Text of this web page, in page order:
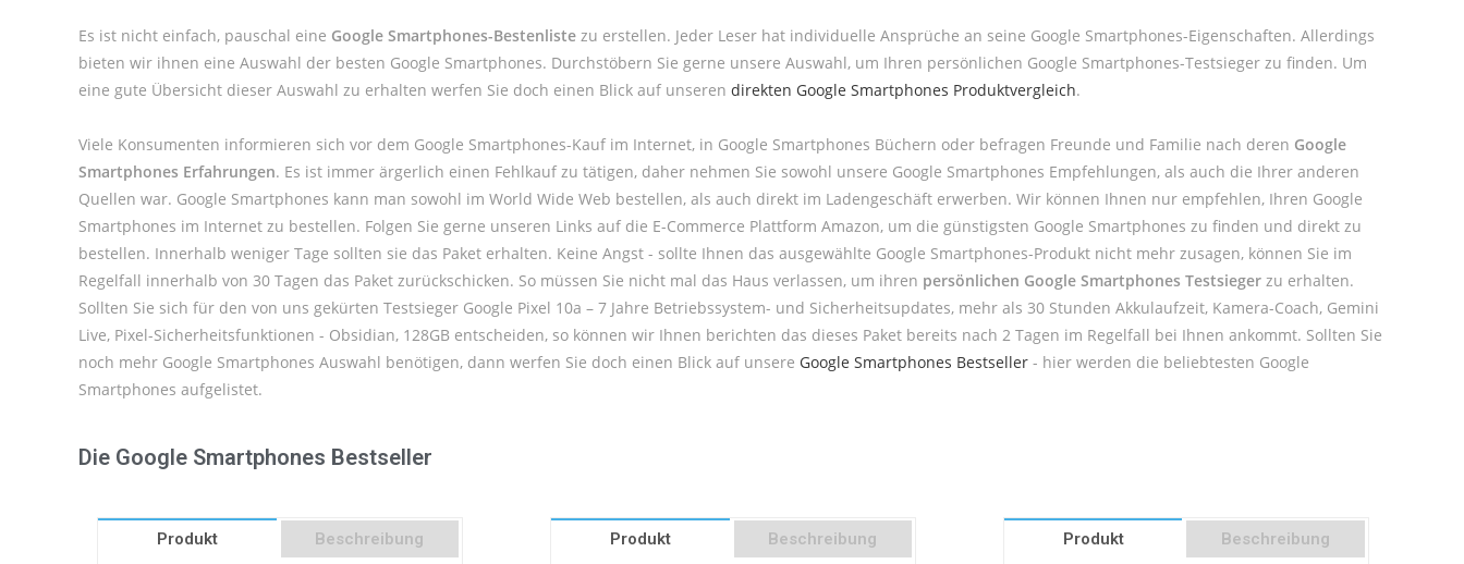
Es ist nicht einfach, pauschal eine Google Smartphones-Bestenliste zu erstellen. Jeder Leser hat individuelle Ansprüche an seine Google Smartphones-Eigenschaften. Allerdings
bieten wir ihnen eine Auswahl der besten Google Smartphones. Durchstöbern Sie gerne unsere Auswahl, um Ihren persönlichen Google Smartphones-Testsieger zu finden. Um
eine gute Übersicht dieser Auswahl zu erhalten werfen Sie doch einen Blick auf unseren direkten Google Smartphones Produktvergleich.
Viele Konsumenten informieren sich vor dem Google Smartphones-Kauf im Internet, in Google Smartphones Büchern oder befragen Freunde und Familie nach deren Google
Smartphones Erfahrungen. Es ist immer ärgerlich einen Fehlkauf zu tätigen, daher nehmen Sie sowohl unsere Google Smartphones Empfehlungen, als auch die Ihrer anderen
Quellen war. Google Smartphones kann man sowohl im World Wide Web bestellen, als auch direkt im Ladengeschäft erwerben. Wir können Ihnen nur empfehlen, Ihren Google
Smartphones im Internet zu bestellen. Folgen Sie gerne unseren Links auf die E-Commerce Plattform Amazon, um die günstigsten Google Smartphones zu finden und direkt zu
bestellen. Innerhalb weniger Tage sollten sie das Paket erhalten. Keine Angst - sollte Ihnen das ausgewählte Google Smartphones-Produkt nicht mehr zusagen, können Sie im
Regelfall innerhalb von 30 Tagen das Paket zurückschicken. So müssen Sie nicht mal das Haus verlassen, um ihren persönlichen Google Smartphones Testsieger zu erhalten.
Sollten Sie sich für den von uns gekürten Testsieger Google Pixel 10a – 7 Jahre Betriebssystem- und Sicherheitsupdates, mehr als 30 Stunden Akkulaufzeit, Kamera-Coach, Gemini
Live, Pixel-Sicherheitsfunktionen - Obsidian, 128GB entscheiden, so können wir Ihnen berichten das dieses Paket bereits nach 2 Tagen im Regelfall bei Ihnen ankommt. Sollten Sie
noch mehr Google Smartphones Auswahl benötigen, dann werfen Sie doch einen Blick auf unsere Google Smartphones Bestseller - hier werden die beliebtesten Google
Smartphones aufgelistet.
Die Google Smartphones Bestseller
Produkt Beschreibung Produkt Beschreibung Produkt Beschreibung